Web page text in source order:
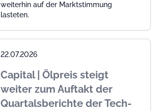
weiterhin auf der Marktstimmung
lasteten.
22.07.2026
Capital | Ölpreis steigt
weiter zum Auftakt der
Quartalsberichte der Tech-